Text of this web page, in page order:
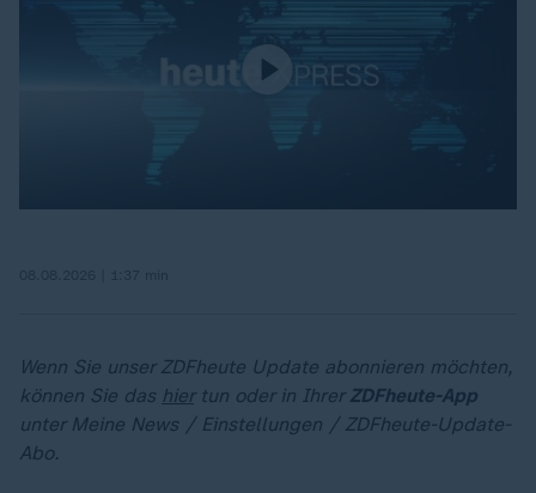
Wenn Sie unser ZDFheute Update abonnieren möchten,
können Sie das hiertun oder in Ihrer ZDFheute-App
unter Meine News / Einstellungen / ZDFheute-Update-
Abo.